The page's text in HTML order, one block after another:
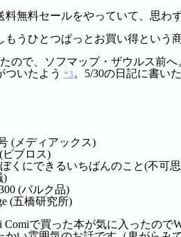
無料セールをやっていて、思
うひとつぱっとお買い得という
ので、ソフマップ・ザウルス前へ
ついたよう *3 。5/30の日記に書い
(メディアックス)
ビブロス)
くにできるいちばんのこと(不可
)
(バルク品)
(五橋研究所)
で買った本が気に入ったの